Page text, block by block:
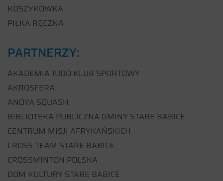
KOSZYKÓWKA
PIŁKA RĘCZNA
PARTNERZY:
AKADEMIA JUDO KLUB SPORTOWY
AKROSFERA
ANOYA SQUASH
BIBLIOTEKA PUBLICZNA GMINY STARE BABICE
CENTRUM MISJI AFRYKAŃSKICH
CROSS TEAM STARE BABICE
CROSSMINTON POLSKA
DOM KULTURY STARE BABICE